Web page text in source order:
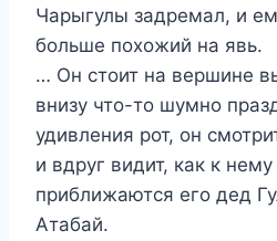
Чарыгулы задремал, и
больше похожий на явь.
… Он стоит на вершине
внизу что-то шумно
удивления рот, он
и вдруг видит, как к
приближаются его дед
Атабай.